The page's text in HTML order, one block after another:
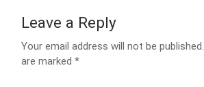
Leave a Reply
Your email address will not be published.
are marked*